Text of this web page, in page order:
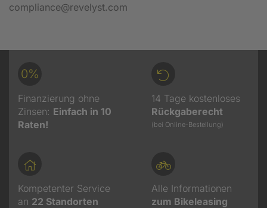
compliance@revelyst.com
0%
Finanzierung ohne
Zinsen: Einfach in 10
Raten!
14 Tage kostenloses
Rückgaberecht
(bei Online-Bestellung)
Kompetenter Service
an 22 Standorten
Alle Informationen
zum Bikeleasing